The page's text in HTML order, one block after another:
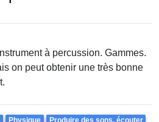
à percussion. Gammes.
on peut obtenir une très bonne
Physique
Produire des sons, écouter